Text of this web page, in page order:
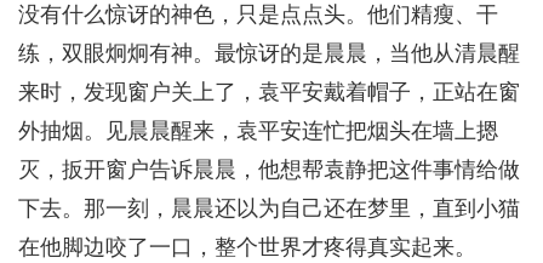
没有什么惊讶的神色，只是点点头。他们精瘦、干
练，双眼炯炯有神。最惊讶的是晨晨，当他从清晨醒
来时，发现窗户关上了，袁平安戴着帽子，正站在窗
外抽烟。见晨晨醒来，袁平安连忙把烟头在墙上摁
灭，扳开窗户告诉晨晨，他想帮袁静把这件事情给做
下去。那一刻，晨晨还以为自己还在梦里，直到小猫
在他脚边咬了一口，整个世界才疼得真实起来。